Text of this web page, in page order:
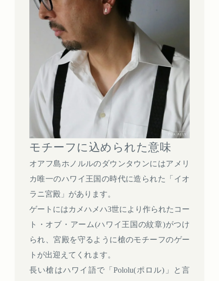
モチーフに込められた意味
オアフ島ホノルルのダウンタウンにはアメリ
カ唯一のハワイ王国の時代に造られた「イオ
ラニ宮殿」があります。
ゲートにはカメハメハ3世により作られたコー
ト・オブ・アーム(ハワイ王国の紋章)がつけ
られ、宮殿を守るように槍のモチーフのゲー
トが出迎えてくれます。
長い槍はハワイ語で「Pololu(ポロル)」と言